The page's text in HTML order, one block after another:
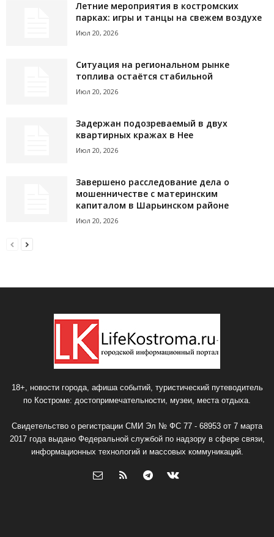
Летние мероприятия в костромских
парках: игры и танцы на свежем воздухе
Июл 20, 2026
Ситуация на региональном рынке
топлива остаётся стабильной
Июл 20, 2026
Задержан подозреваемый в двух
квартирных кражах в Нее
Июл 20, 2026
Завершено расследование дела о
мошенничестве с материнским
капиталом в Шарьинском районе
Июл 20, 2026
18+, новости города, афиша событий, туристический путеводитель
по Костроме: достопримечательности, музеи, места отдыха.
Свидетельство о регистрации СМИ Эл № ФС 77 - 68953 от 7 марта
2017 года выдано Федеральной службой по надзору в сфере связи,
информационных технологий и массовых коммуникаций.